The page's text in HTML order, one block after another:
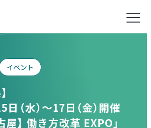
イベント
（水）～17日（金）開催
屋】 働き方改革 EXPO」